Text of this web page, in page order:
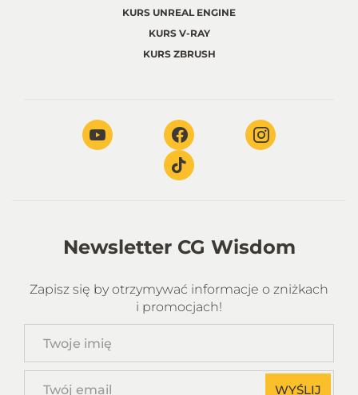
KURS UNREAL ENGINE
KURS V-RAY
KURS ZBRUSH
Newsletter CG Wisdom
Zapisz się by otrzymywać informacje o zniżkach
i promocjach!
imię
WYŚLIJ